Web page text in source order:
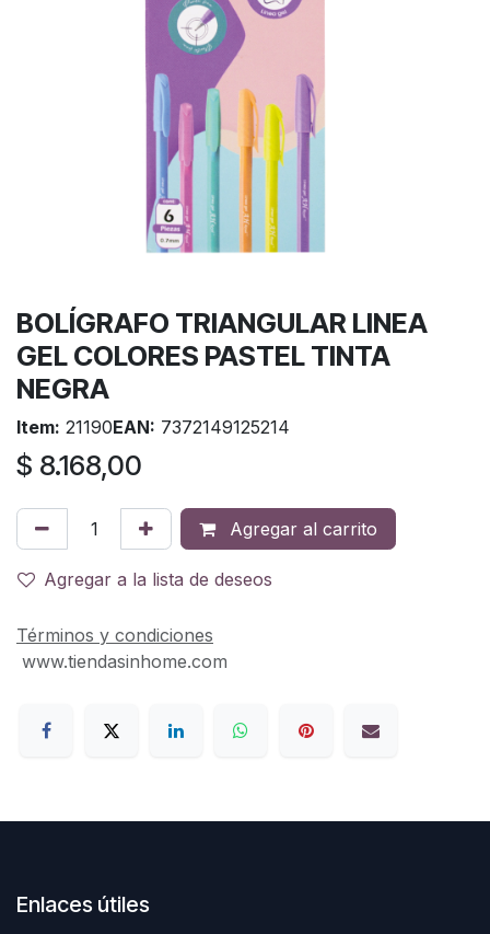
BOLÍGRAFO TRIANGULAR LINEA
GEL COLORES PASTEL TINTA
NEGRA
Item: 21190EAN: 7372149125214
$ 8.168,00
Agregar al carrito
Agregar a la lista de deseos
Términos y condiciones
www.tiendasinhome.com
Enlaces útiles